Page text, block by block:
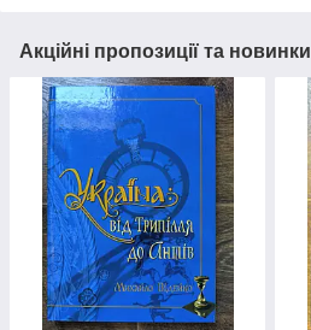
Акційні пропозиції та новинки